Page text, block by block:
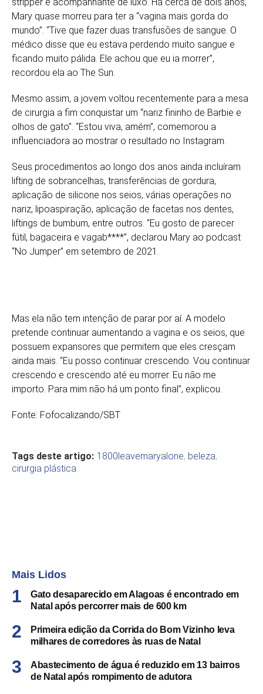
Mary quase morreu para ter a “vagina mais gorda do
mundo”. “Tive que fazer duas transfusões de sangue. O
médico disse que eu estava perdendo muito sangue e
ficando muito pálida. Ele achou que eu ia morrer”,
recordou ela ao The Sun.
Mesmo assim, a jovem voltou recentemente para a mesa
de cirurgia a fim conquistar um “nariz fininho de Barbie e
olhos de gato”. “Estou viva, amém”, comemorou a
influenciadora ao mostrar o resultado no Instagram.
Seus procedimentos ao longo dos anos ainda incluíram
lifting de sobrancelhas, transferências de gordura,
aplicação de silicone nos seios, várias operações no
nariz, lipoaspiração, aplicação de facetas nos dentes,
liftings de bumbum, entre outros. “Eu gosto de parecer
fútil, bagaceira e vagab****”, declarou Mary ao podcast
“No Jumper” em setembro de 2021.
Mas ela não tem intenção de parar por aí. A modelo
pretende continuar aumentando a vagina e os seios, que
possuem expansores que permitem que eles cresçam
ainda mais. “Eu posso continuar crescendo. Vou continuar
crescendo e crescendo até eu morrer. Eu não me
importo. Para mim não há um ponto final”, explicou.
Fonte: Fofocalizando/SBT
Tags deste artigo: 1800leavemaryalone, beleza,
cirurgia plástica
Mais Lidos
Gato desaparecido em Alagoas é encontrado em
Natal após percorrer mais de 600 km
Primeira edição da Corrida do Bom Vizinho leva
milhares de corredores às ruas de Natal
Abastecimento de água é reduzido em 13 bairros
de Natal após rompimento de adutora